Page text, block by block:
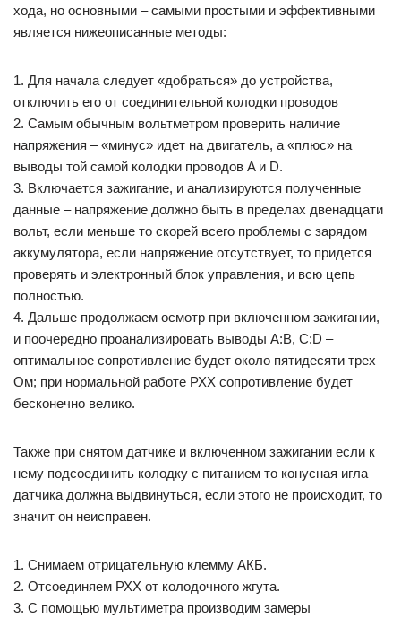
хода, но основными – самыми простыми и эффективными
является нижеописанные методы:
1. Для начала следует «добраться» до устройства,
отключить его от соединительной колодки проводов
2. Самым обычным вольтметром проверить наличие
напряжения – «минус» идет на двигатель, а «плюс» на
выводы той самой колодки проводов A и D.
3. Включается зажигание, и анализируются полученные
данные – напряжение должно быть в пределах двенадцати
вольт, если меньше то скорей всего проблемы с зарядом
аккумулятора, если напряжение отсутствует, то придется
проверять и электронный блок управления, и всю цепь
полностью.
4. Дальше продолжаем осмотр при включенном зажигании,
и поочередно проанализировать выводы A:B, C:D –
оптимальное сопротивление будет около пятидесяти трех
Ом; при нормальной работе РХХ сопротивление будет
бесконечно велико.
Также при снятом датчике и включенном зажигании если к
нему подсоединить колодку с питанием то конусная игла
датчика должна выдвинуться, если этого не происходит, то
значит он неисправен.
1. Снимаем отрицательную клемму АКБ.
2. Отсоединяем РХХ от колодочного жгута.
3. С помощью мультиметра производим замеры